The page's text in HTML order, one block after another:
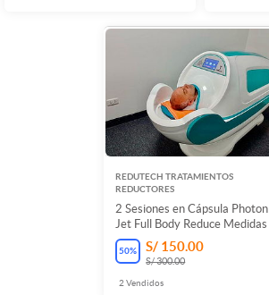
REDUTECH TRATAMIENTOS
REDUCTORES
2 Sesiones en Cápsula Photon
Jet Full Body Reduce Medidas
50% S/ 150.00
S/ 300.00
2Vendidos